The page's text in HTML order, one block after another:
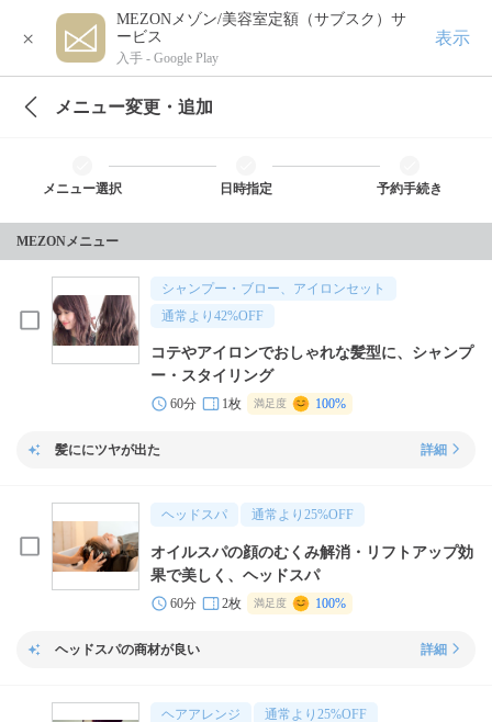
×
MEZONメゾン/美容室定額（サブスク）サ
ービス
入手 - Google Play
表示
メニュー変更・追加
メニュー選択 日時指定 予約手続き
MEZONメニュー
シャンプー・ブロー、アイロンセット
通常より 42%OFF
コテやアイロンでおしゃれな髪型に、シャンプ
ー・スタイリング
60分 1枚 満足度 100%
髪ににツヤが出た 詳細
ヘッドスパ 通常より 25%OFF
オイルスパの顔のむくみ解消・リフトアップ効
果で美しく、ヘッドスパ
60分 2枚 満足度 100%
ヘッドスパの商材が良い 詳細
ヘアアレンジ 通常より 25%OFF